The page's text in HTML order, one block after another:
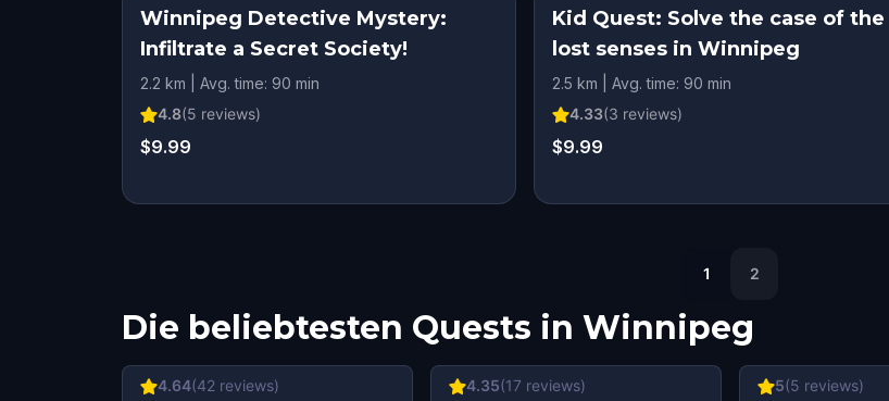
Winnipeg Detective Mystery:
Infiltrate a Secret Society!
2.2 km | Avg. time: 90 min
4.8(5 reviews)
$9.99
Kid Quest: Solve the case of the
lost senses in Winnipeg
2.5 km | Avg. time: 90 min
4.33(3 reviews)
$9.99
1 2
Die beliebtesten Quests in Winnipeg
4.64(42 reviews) 4.35(17 reviews) 5(5 reviews)